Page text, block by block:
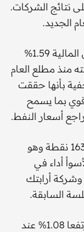
نتائج الشركات.
الجديد.
في أبوظبي ارتفع مؤشر سوق أبوظبي للأوراق المالية 1.59%
منذ مطلع العام
تقارير صحفية بأنها حققت
بما يسمح
أسعار النفط.
و ارتفع مؤشر سوق دبي المالي 0.36% إلى 1639 نقطة وهو
الأسوأ أداء في
أسهم اعمار العقارية 0.43% وشركة أرابتك
و أغلق مؤشر سوق الدوحة للأوراق المالية مرتفعا 1.08% عند